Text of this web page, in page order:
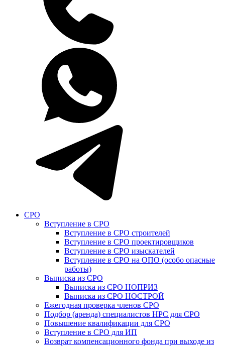
СРО
Вступление в СРО
Вступление в СРО строителей
Вступление в СРО проектировщиков
Вступление в СРО изыскателей
Вступление в СРО на ОПО (особо опасные
работы)
Выписка из СРО
Выписка из СРО НОПРИЗ
Выписка из СРО НОСТРОЙ
Ежегодная проверка членов СРО
Подбор (аренда) специалистов НРС для СРО
Повышение квалификации для СРО
Вступление в СРО для ИП
Возврат компенсационного фонда при выходе из